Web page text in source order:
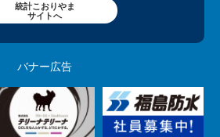
統計こおりやま
サイトへ
バナー広告